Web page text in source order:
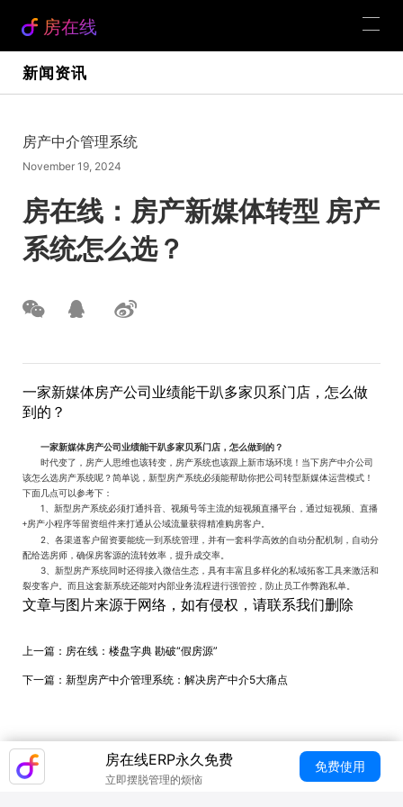
房在线
新闻资讯
房产中介管理系统
November 19, 2024
房在线：房产新媒体转型 房产
系统怎么选？
一家新媒体房产公司业绩能干趴多家贝系门店，怎么做
到的？
一家新媒体房产公司业绩能干趴多家贝系门店 ， 怎么做到的？
时代变了，房产人思维也该转变，房产系统也该跟上新市场环境！当下房产中介公司
该怎么选房产系统呢？简单说，新型房产系统必须能帮助你把公司转型新媒体运营模式！
下面几点可以参考下：
1、新型房产系统必须打通抖音、视频号等主流的短视频直播平台，通过短视频、直播
+房产小程序等留资组件来打通从公域流量获得精准购房客户。
2、各渠道客户留资要能统一到系统管理，并有一套科学高效的自动分配机制，自动分
配给选房师，确保房客源的流转效率，提升成交率。
3、新型房产系统同时还得接入微信生态，具有丰富且多样化的私域拓客工具来激活和
裂变客户。而且这套新系统还能对内部业务流程进行强管控，防止员工作弊跑私单。
文章与图片来源于网络，如有侵权，请联系我们删除
上一篇： 房在线：楼盘字典 勘破“假房源”
下一篇： 新型房产中介管理系统：解决房产中介5大痛点
房在线ERP永久免费
立即摆脱管理的烦恼
免费使用